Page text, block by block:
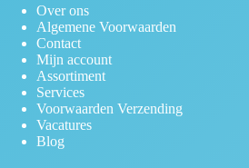
Over ons
Algemene Voorwaarden
Contact
Mijn account
Assortiment
Services
Voorwaarden Verzending
Vacatures
Blog